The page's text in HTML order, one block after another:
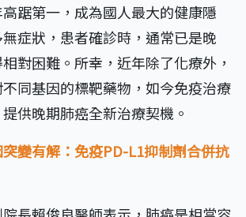
踞第一，成為國人最大的健康隱
症狀，患者確診時，通常已是晚
對困難。所幸，近年除了化療外，
同基因的標靶藥物，如今免疫治療
供晚期肺癌全新治療契機。
變有解：免疫PD-L1抑制劑合併抗